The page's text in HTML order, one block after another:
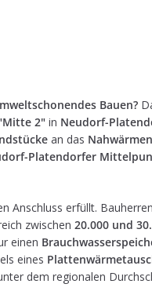
Bauen?
2" in Neu­dorf-
an das
Pla­ten­dor­fer
Anschluss erfüllt.
zwi­schen 20.000 und
einen
eines
dem regio­na­len